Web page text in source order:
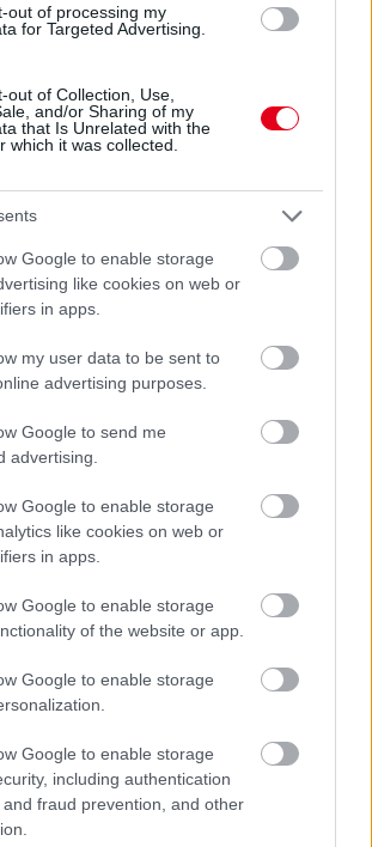
out of processing my
for Targeted Advertising.
out of Collection, Use,
and/or Sharing of my
that Is Unrelated with the
which it was collected.
Google to enable storage
like cookies on web or
in apps.
my user data to be sent to
advertising purposes.
Google to send me
advertising.
Google to enable storage
like cookies on web or
in apps.
Google to enable storage
of the website or app.
Google to enable storage
Google to enable storage
including authentication
fraud prevention, and other
közel egy másodpercet javított a
Martintól érkezik Lambiase utódja a Red